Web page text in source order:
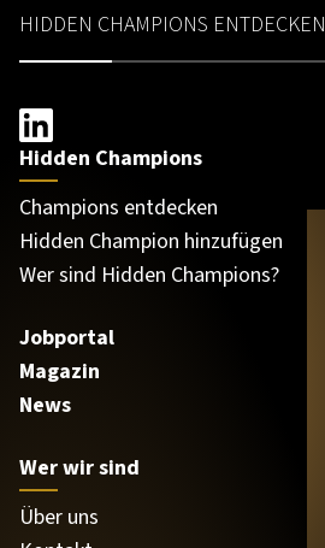
HIDDEN CHAMPIONS ENTDECKEN
Hidden Champions
Champions entdecken
Hidden Champion hinzufügen
Wer sind Hidden Champions?
Jobportal
Magazin
News
Wer wir sind
Über uns